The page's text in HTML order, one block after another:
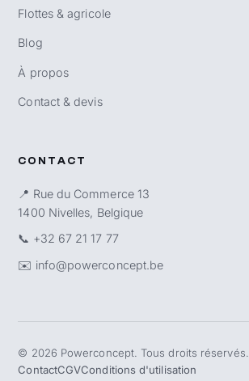
Flottes & agricole
Blog
À propos
Contact & devis
CONTACT
📍 Rue du Commerce 13
1400 Nivelles, Belgique
📞 +32 67 21 17 77
✉️ info@powerconcept.be
© 2026 Powerconcept. Tous droits réservés.
ContactCGVConditions d'utilisation